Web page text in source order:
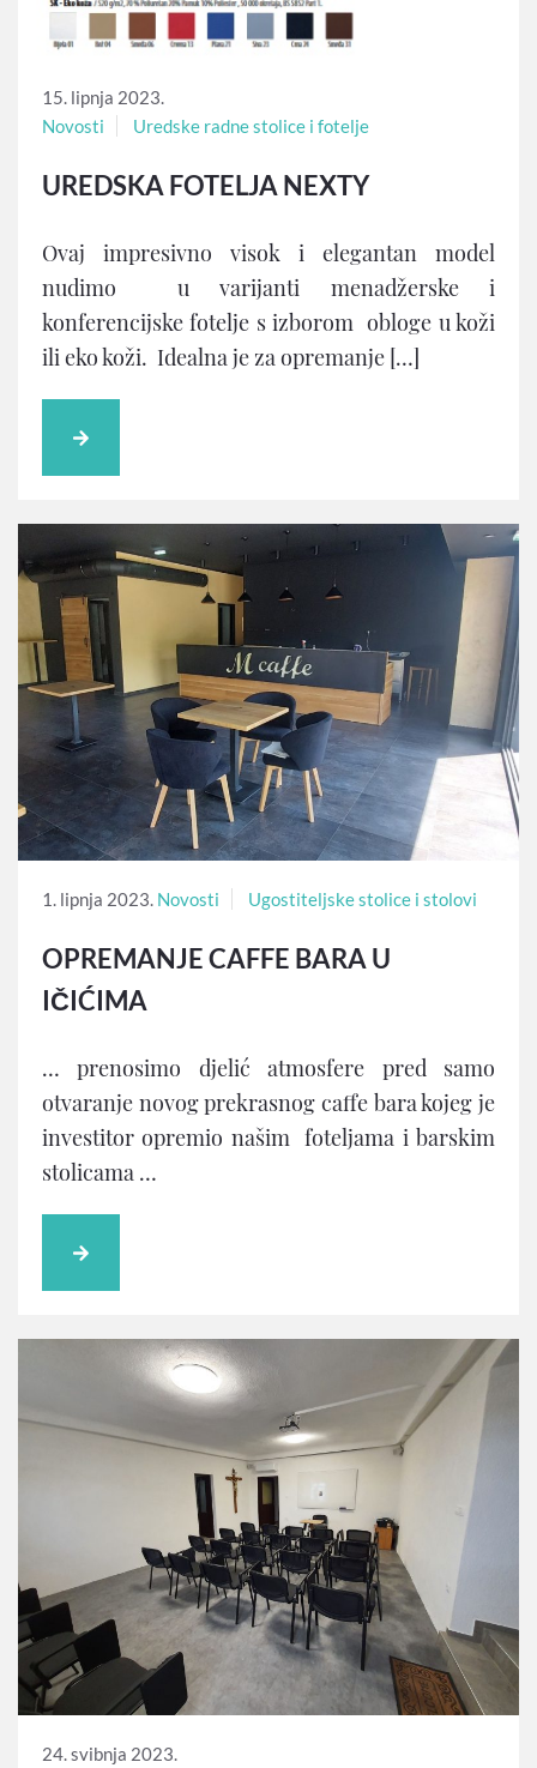
15. lipnja 2023.
Novosti
Uredske radne stolice i fotelje
UREDSKA FOTELJA NEXTY
Ovaj impresivno visok i elegantan model
nudimo u varijanti menadžerske i
konferencijske fotelje s izborom obloge u koži
ili eko koži. Idealna je za opremanje […]
1. lipnja 2023. Novosti Ugostiteljske stolice i stolovi
OPREMANJE CAFFE BARA U
IČIĆIMA
… prenosimo djelić atmosfere pred samo
otvaranje novog prekrasnog caffe bara kojeg je
investitor opremio našim foteljama i barskim
stolicama …
24. svibnja 2023.